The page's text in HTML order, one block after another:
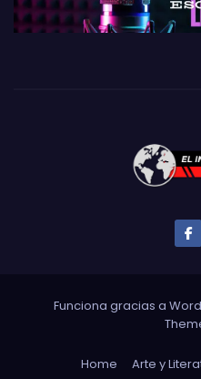
Funciona gracias a
Home Arte y